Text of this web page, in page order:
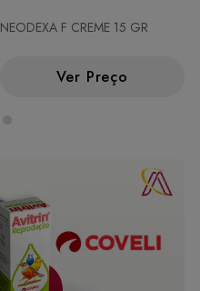
NEODEXA F CREME 15 GR
Ver Preço